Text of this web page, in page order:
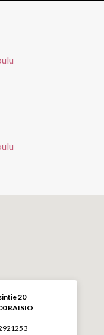
20
RAISIO